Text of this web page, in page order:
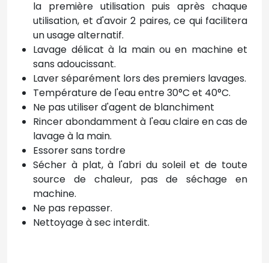
la première utilisation puis après chaque
utilisation, et d'avoir 2 paires, ce qui facilitera
un usage alternatif.
Lavage délicat à la main ou en machine et
sans adoucissant.
Laver séparément lors des premiers lavages.
Température de l'eau entre 30°C et 40°C.
Ne pas utiliser d'agent de blanchiment
Rincer abondamment à l'eau claire en cas de
lavage à la main.
Essorer sans tordre
Sécher à plat, à l'abri du soleil et de toute
source de chaleur, pas de séchage en
machine.
Ne pas repasser.
Nettoyage à sec interdit.